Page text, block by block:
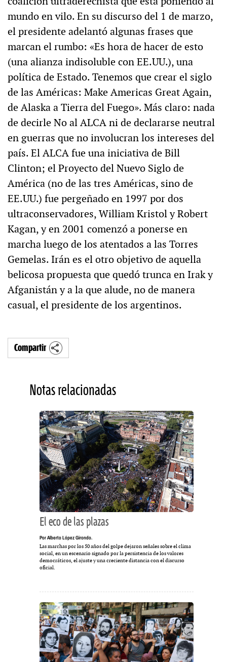
mundo en vilo. En su discurso del 1 de marzo,
el presidente adelantó algunas frases que
marcan el rumbo: «Es hora de hacer de esto
(una alianza indisoluble con EE.UU.), una
política de Estado. Tenemos que crear el siglo
de las Américas: Make Americas Great Again,
de Alaska a Tierra del Fuego». Más claro: nada
de decirle No al ALCA ni de declararse neutral
en guerras que no involucran los intereses del
país. El ALCA fue una iniciativa de Bill
Clinton; el Proyecto del Nuevo Siglo de
América (no de las tres Américas, sino de
EE.UU.) fue pergeñado en 1997 por dos
ultraconservadores, William Kristol y Robert
Kagan, y en 2001 comenzó a ponerse en
marcha luego de los atentados a las Torres
Gemelas. Irán es el otro objetivo de aquella
belicosa propuesta que quedó trunca en Irak y
Afganistán y a la que alude, no de manera
casual, el presidente de los argentinos.
Compartir
Notas relacionadas
El eco de las plazas
Por Alberto López Girondo.
Las marchas por los 50 años del golpe dejaron señales sobre el clima
social, en un escenario signado por la persistencia de los valores
democráticos, el ajuste y una creciente distancia con el discurso
oficial.